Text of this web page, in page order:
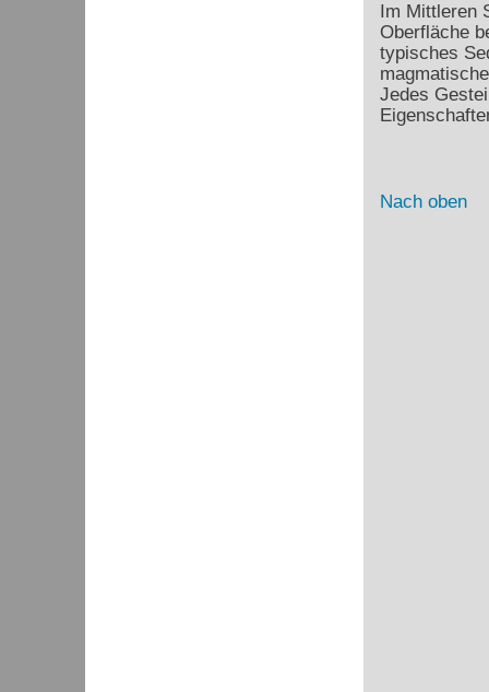
Im Mittleren
Oberfläche
typisches
Jedes
Nach oben